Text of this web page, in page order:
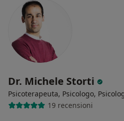
Dr. Michele Storti
Psicoterapeuta, Psicologo,
19 recensioni